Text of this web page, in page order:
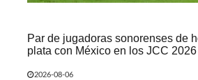
Par de jugadoras sonorenses de
plata con México en los JCC 2026
2026-08-06